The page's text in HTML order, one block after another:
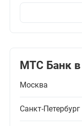
МТС Банк в
Москва
Санкт-Петербург